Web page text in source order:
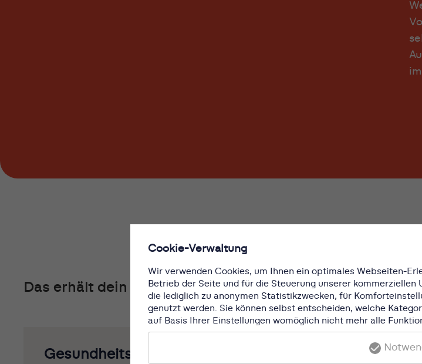
Das erhält dein Tier als Blutspender
Gesundheitsuntersuchung
Cookie-Verwaltung
Wir verwenden Cookies, um Ihnen ein optimales Webseiten-
Betrieb der Seite und für die Steuerung unserer
die lediglich zu anonymen Statistikzwecken, für
genutzt werden. Sie können selbst entscheiden, welche
auf Basis Ihrer Einstellungen womöglich nicht mehr alle